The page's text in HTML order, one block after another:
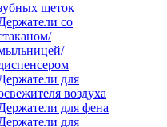
щеток
со
для
воздуха
для фена
для